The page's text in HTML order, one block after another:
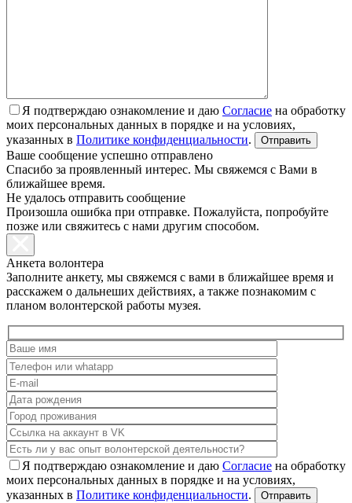
Я подтверждаю ознакомление и даю Согласие на обработку
моих персональных данных в порядке и на условиях,
указанных в Политике конфиденциальности.
Ваше сообщение успешно отправлено
Спасибо за проявленный интерес. Мы свяжемся с Вами в
ближайшее время.
Не удалось отправить сообщение
Произошла ошибка при отправке. Пожалуйста, попробуйте
позже или свяжитесь с нами другим способом.
Анкета волонтера
Заполните анкету, мы свяжемся с вами в ближайшее время и
расскажем о дальнеших действиях, а также познакомим с
планом волонтерской работы музея.
Я подтверждаю ознакомление и даю Согласие на обработку
моих персональных данных в порядке и на условиях,
указанных в Политике конфиденциальности.